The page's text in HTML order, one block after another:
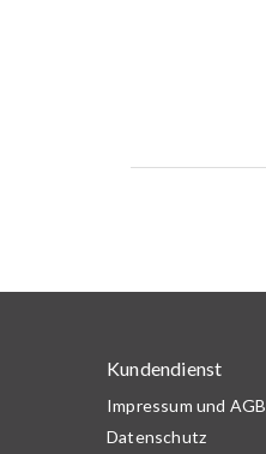
Kundendienst
Impressum und AGB
Datenschutz